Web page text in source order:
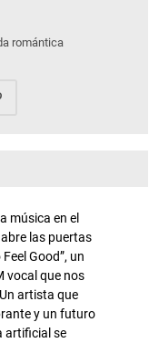
romántica
música en el
las puertas
Good”, un
vocal que nos
artista que
y un futuro
artificial se